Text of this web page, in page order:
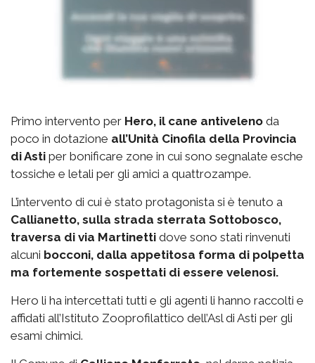
Primo intervento per Hero, il cane antiveleno da
poco in dotazione all’Unità Cinofila della Provincia
di Asti per bonificare zone in cui sono segnalate esche
tossiche e letali per gli amici a quattrozampe.
L’intervento di cui è stato protagonista si è tenuto a
Callianetto, sulla strada sterrata Sottobosco,
traversa di via Martinetti dove sono stati rinvenuti
alcuni bocconi, dalla appetitosa forma di polpetta
ma fortemente sospettati di essere velenosi.
Hero li ha intercettati tutti e gli agenti li hanno raccolti e
affidati all’Istituto Zooprofilattico dell’Asl di Asti per gli
esami chimici.